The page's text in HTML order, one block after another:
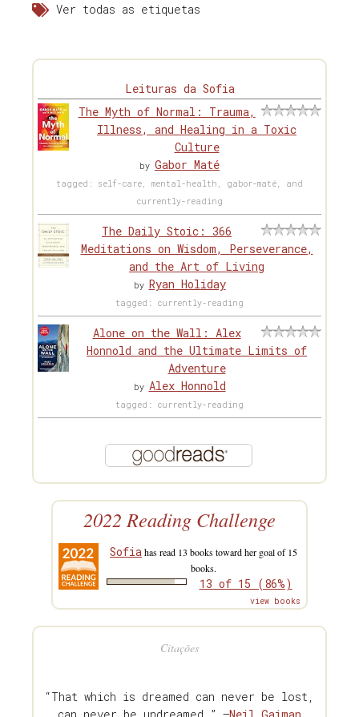
Ver todas as etiquetas
Leituras da Sofia
The Myth of Normal: Trauma,
Illness, and Healing in a Toxic
Culture
by Gabor Maté
tagged: self-care, mental-health, gabor-maté, and
currently-reading
The Daily Stoic: 366
Meditations on Wisdom, Perseverance,
and the Art of Living
by Ryan Holiday
tagged: currently-reading
Alone on the Wall: Alex
Honnold and the Ultimate Limits of
Adventure
by Alex Honnold
tagged: currently-reading
2022 Reading Challenge
Sofiahas read 13 books toward her goal of 15
books.
13 of 15 (86%)
view books
Citações
“That which is dreamed can never be lost,